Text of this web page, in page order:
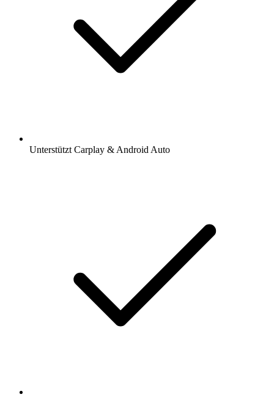
Unterstützt Carplay & Android Auto